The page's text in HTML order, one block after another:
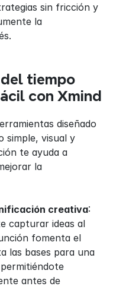
sin fricción y
la
tiempo
con Xmind
diseñado
simple, visual y
te ayuda a
la
creativa:
capturar ideas al
fomenta el
las bases para una
antes de